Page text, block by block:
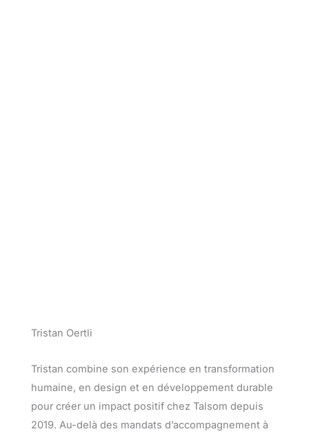
Tristan Oertli
Tristan combine son expérience en transformation
humaine, en design et en développement durable
pour créer un impact positif chez Talsom depuis
2019. Au-delà des mandats d’accompagnement à